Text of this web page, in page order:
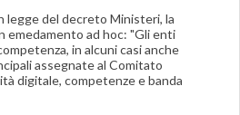
legge del decreto Ministeri, la
emedamento ad hoc: "Gli enti
in alcuni casi anche
assegnate al Comitato
digitale, competenze e banda